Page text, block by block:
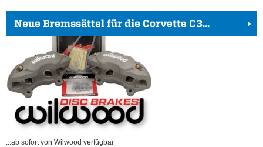
Neue Bremssättel für die Corvette C3...
...ab sofort von Wilwood verfügbar